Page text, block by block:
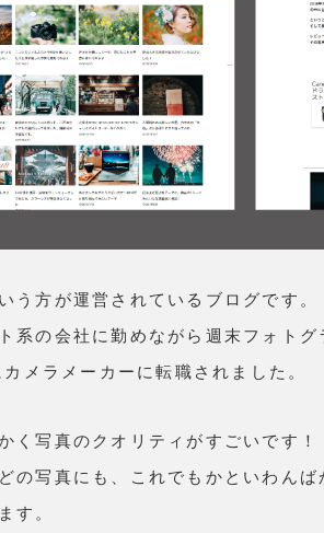
う方が運営されているブログです。
系の会社に勤めながら週末フォト
メラメーカーに転職されました。
く写真のクオリティがすごいです！
の写真にも、これでもかといわん
す。